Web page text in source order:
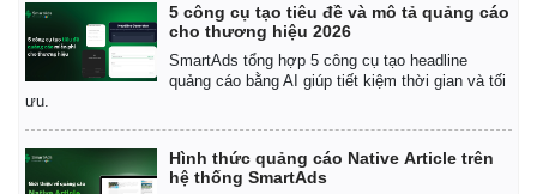
5 công cụ tạo tiêu đề và mô tả quảng cáo
cho thương hiệu 2026
SmartAds tổng hợp 5 công cụ tạo headline
quảng cáo bằng AI giúp tiết kiệm thời gian và tối
ưu.
Hình thức quảng cáo Native Article trên
hệ thống SmartAds